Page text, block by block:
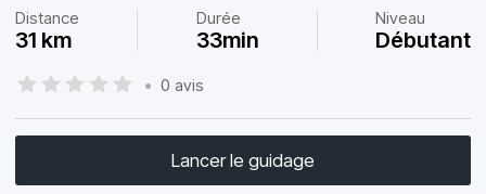
Distance
31 km
Durée
33min
Niveau
Débutant
• 0 avis
Lancer le guidage